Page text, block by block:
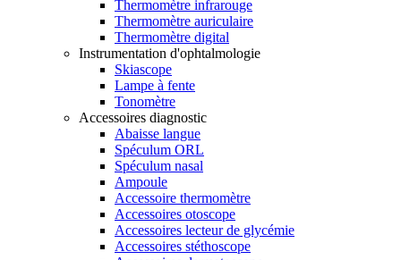
Thermomètre infrarouge
Thermomètre auriculaire
Thermomètre digital
Instrumentation d'ophtalmologie
Skiascope
Lampe à fente
Tonomètre
Accessoires diagnostic
Abaisse langue
Spéculum ORL
Spéculum nasal
Ampoule
Accessoire thermomètre
Accessoires otoscope
Accessoires lecteur de glycémie
Accessoires stéthoscope